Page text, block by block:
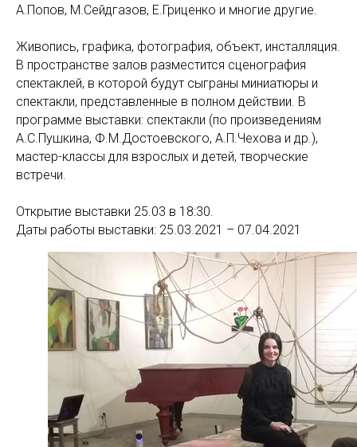
А.Попов, М.Сейдгазов, Е.Гриценко и многие другие.
Живопись, графика, фотография, объект, инсталляция.
В пространстве залов разместится сценография
спектаклей, в которой будут сыграны миниатюры и
спектакли, представленные в полном действии. В
программе выставки: спектакли (по произведениям
А.С.Пушкина, Ф.М.Достоевского, А.П.Чехова и др.),
мастер-классы для взрослых и детей, творческие
встречи.
Открытие выставки 25.03 в 18:30.
Даты работы выставки: 25.03.2021 – 07.04.2021